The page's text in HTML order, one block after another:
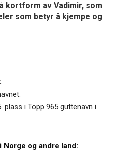
kortform av Vadimir, som
som betyr å kjempe og
plass i Topp 965 guttenavn i
Norge og andre land: